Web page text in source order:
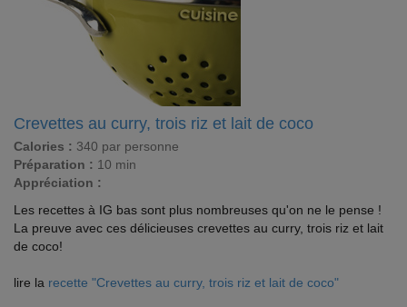
Crevettes au curry, trois riz et lait de coco
Calories : 340 par personne
Préparation : 10 min
Appréciation :
Les recettes à IG bas sont plus nombreuses qu'on ne le pense !
La preuve avec ces délicieuses crevettes au curry, trois riz et lait
de coco!
lire la recette "Crevettes au curry, trois riz et lait de coco"